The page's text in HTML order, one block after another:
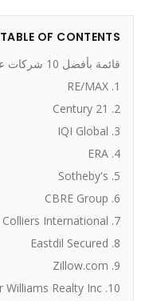
TABLE OF CONTENTS
قائمة بأفضل 10 شركات عقارية في العالم لعام 2026
1. RE/MAX
2. Century 21
3. IQI Global
4. ERA
5. Sotheby's
6. CBRE Group
7. Colliers International
8. Eastdil Secured
9. Zillow.com
10. Keller Williams Realty Inc